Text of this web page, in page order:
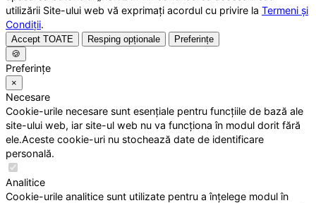
utilizării Site-ului web vă exprimați acordul cu privire la Termeni și
Condiții.
Accept TOATE Resping opționale
Preferințe
🍪
Preferințe
×
Necesare
Cookie-urile necesare sunt esențiale pentru funcțiile de bază ale
site-ului web, iar site-ul web nu va funcționa în modul dorit fără
ele.Aceste cookie-uri nu stochează date de identificare
personală.
Analitice
Cookie-urile analitice sunt utilizate pentru a înțelege modul în